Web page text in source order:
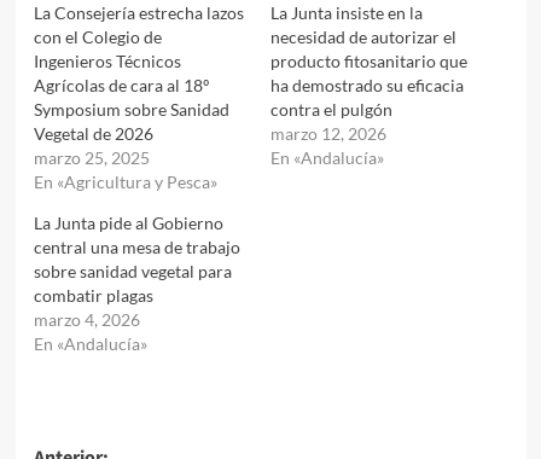
La Consejería estrecha lazos
con el Colegio de
Ingenieros Técnicos
Agrícolas de cara al 18º
Symposium sobre Sanidad
Vegetal de 2026
marzo 25, 2025
En «Agricultura y Pesca»
La Junta insiste en la
necesidad de autorizar el
producto fitosanitario que
ha demostrado su eficacia
contra el pulgón
marzo 12, 2026
En «Andalucía»
La Junta pide al Gobierno
central una mesa de trabajo
sobre sanidad vegetal para
combatir plagas
marzo 4, 2026
En «Andalucía»